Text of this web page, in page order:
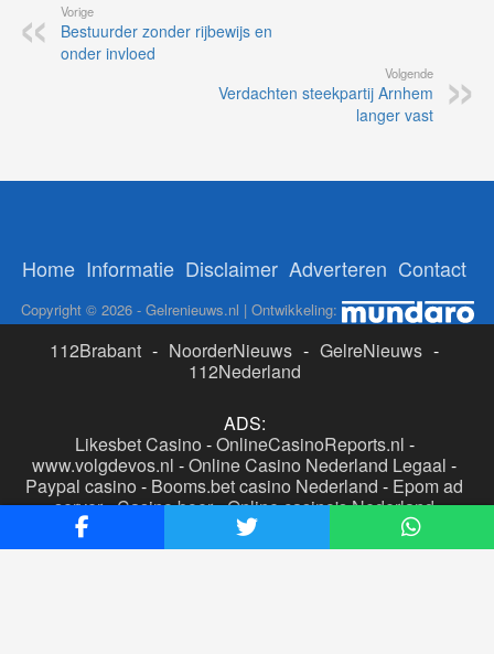
Vorige
Bestuurder zonder rijbewijs en
onder invloed
Volgende
Verdachten steekpartij Arnhem
langer vast
Home Informatie Disclaimer Adverteren Contact
Copyright © 2026 - Gelrenieuws.nl | Ontwikkeling:
112Brabant - NoorderNieuws - GelreNieuws -
112Nederland
ADS:
Likesbet Casino -OnlineCasinoReports.nl -
www.volgdevos.nl -Online Casino Nederland Legaal -
Paypal casino - Booms.bet casino Nederland - Epom ad
server-Casino boer-Online casino's Nederland